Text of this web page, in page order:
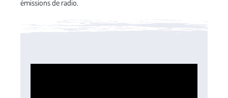
émissions de radio.